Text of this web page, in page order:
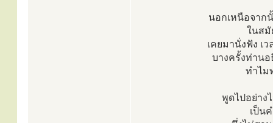
นอกเหนือจาก
ในสมั
เคยมานั่งฟัง เ
บางครั้งท่าน
ทำไม
พูดไปอย่าง
เป็น